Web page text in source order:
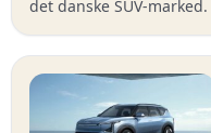
det danske SUV-marked.